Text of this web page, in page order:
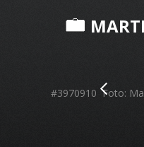
#3970910 Foto: